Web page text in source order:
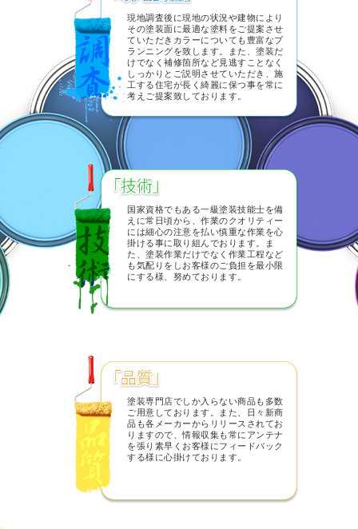
現地調査後に現地の状況や建物により
その塗装面に最適な塗料をご提案させ
ていただきカラーについても豊富なプ
ランニングを致します。また、塗装だ
けでなく補修箇所など見逃すことなく
しっかりとご説明させていただき、施
工する住宅が長く綺麗に保つ事を常に
考えご提案致しております。
国家資格でもある一級塗装技能士を備
えに常日頃から、作業のクオリティー
には細心の注意を払い慎重な作業を心
掛ける事に取り組んでおります。ま
た、塗装作業だけでなく作業工程など
も気配りをしお客様のご負担を最小限
にする様、努めております。
塗装専門店でしか入らない商品も多数
ご用意しております。また、日々新商
品も各メーカーからリリースされてお
りますので、情報収集も常にアンテナ
を張り素早くお客様にフィードバック
する様に心掛けております。